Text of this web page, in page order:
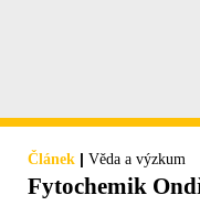
Článek | Věda a výzkum
Fytochemik